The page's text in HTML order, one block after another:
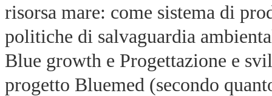
risorsa mare: come sistema di
politiche di salvaguardia
Blue growth e Progettazione e
progetto Bluemed (secondo